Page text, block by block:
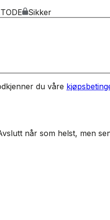
Sikker
du våre
når som helst, men